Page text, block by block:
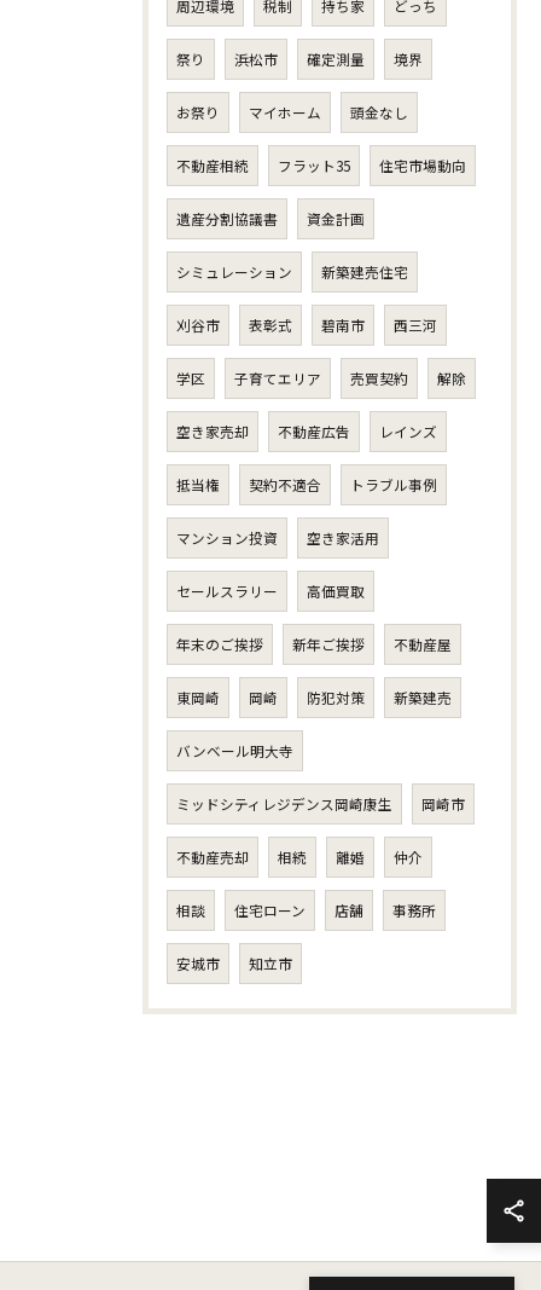
周辺環境 税制 持ち家 どっち
祭り 浜松市 確定測量 境界
お祭り マイホーム 頭金なし
不動産相続 フラット35 住宅市場動向
遺産分割協議書 資金計画
シミュレーション 新築建売住宅
刈谷市 表彰式 碧南市 西三河
学区 子育てエリア 売買契約 解除
空き家売却 不動産広告 レインズ
抵当権 契約不適合 トラブル事例
マンション投資 空き家活用
セールスラリー 高価買取
年末のご挨拶 新年ご挨拶 不動産屋
東岡崎 岡崎 防犯対策 新築建売
バンベール明大寺
ミッドシティレジデンス岡崎康生 岡崎市
不動産売却 相続 離婚 仲介
相談 住宅ローン 店舗 事務所
安城市 知立市